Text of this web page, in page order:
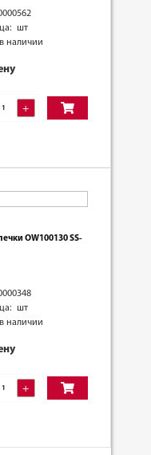
шт
наличии
+
OW100130 SS-
шт
наличии
+